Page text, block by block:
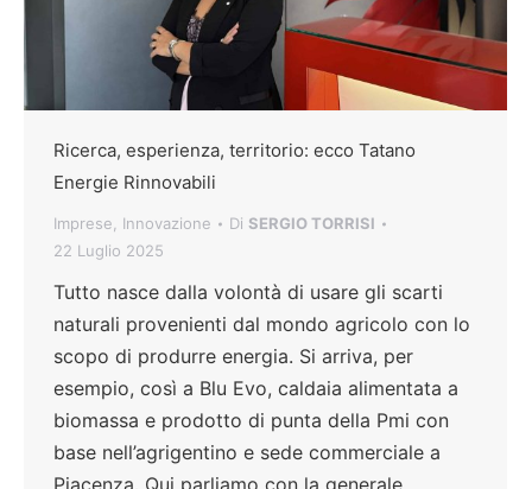
Ricerca, esperienza, territorio: ecco Tatano
Energie Rinnovabili
Imprese, Innovazione Di SERGIO TORRISI
22 Luglio 2025
Tutto nasce dalla volontà di usare gli scarti
naturali provenienti dal mondo agricolo con lo
scopo di produrre energia. Si arriva, per
esempio, così a Blu Evo, caldaia alimentata a
biomassa e prodotto di punta della Pmi con
base nell’agrigentino e sede commerciale a